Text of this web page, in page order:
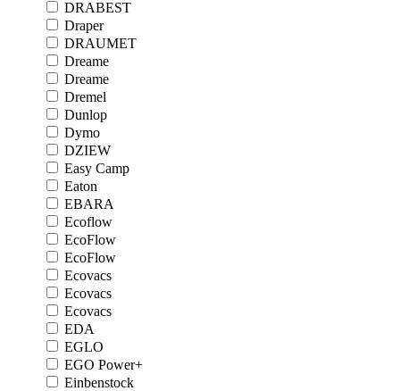
DRABEST
Draper
DRAUMET
Dreame
Dreame
Dremel
Dunlop
Dymo
DZIEW
Easy Camp
Eaton
EBARA
Ecoflow
EcoFlow
EcoFlow
Ecovacs
Ecovacs
Ecovacs
EDA
EGLO
EGO Power+
Einbenstock